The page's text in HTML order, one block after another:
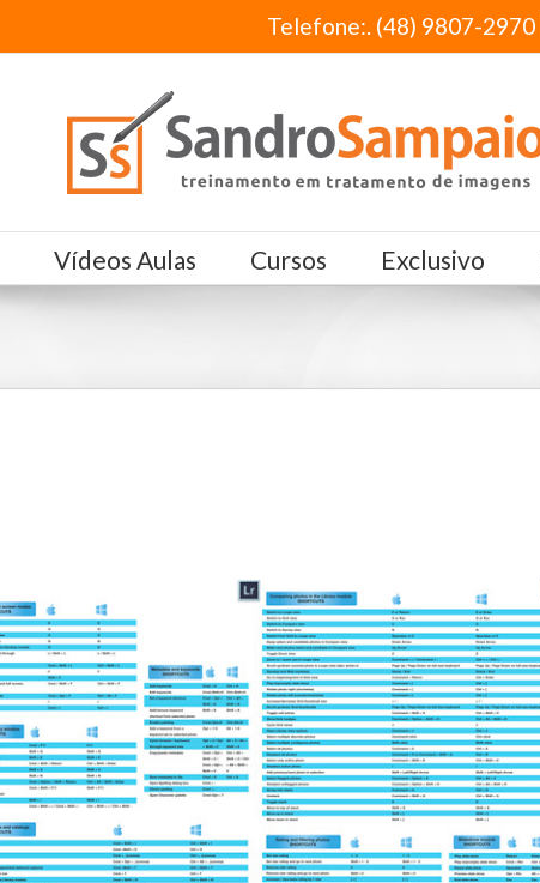
Telefone:. (48) 9807-2970
Vídeos Aulas Cursos Exclusivo